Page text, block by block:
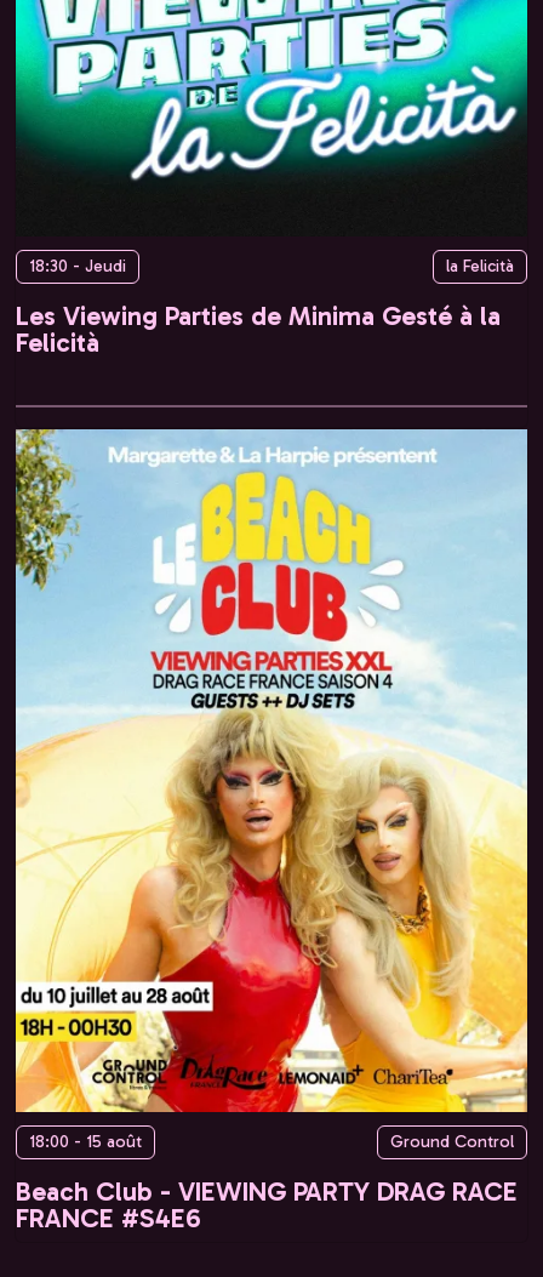
18:30 - Jeudi la Felicità
Les Viewing Parties de Minima Gesté à la
Felicità
18:00 - 15 août Ground Control
Beach Club - VIEWING PARTY DRAG RACE
FRANCE #S4E6